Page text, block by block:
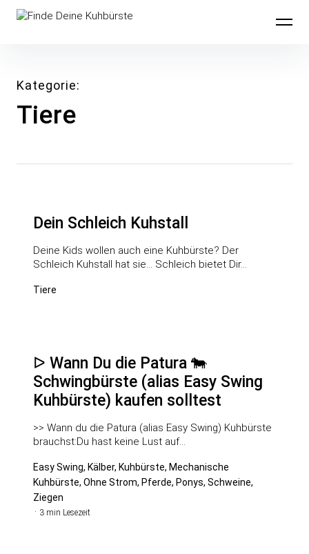
Inhalte
überspringen
Finde Deine Kuhbürste
Kategorie
Tiere
Dein Schleich Kuhstall
Deine Kids wollen auch eine Kuhbürste? Der
Schleich Kuhstall hat sie… Schleich bietet Dir…
Tiere
ᐅ Wann Du die Patura 🐄
Schwingbürste (alias Easy Swing
Kuhbürste) kaufen solltest
>> Wann du die Patura (alias Easy Swing) Kuhbürste
brauchst:Du hast keine Lust auf…
Easy Swing, Kälber, Kuhbürste, Mechanische
Kuhbürste, Ohne Strom, Pferde, Ponys, Schweine,
Ziegen
3 min Lesezeit